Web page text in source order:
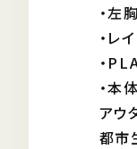
・左
・レ
・
・本
アウ
都市